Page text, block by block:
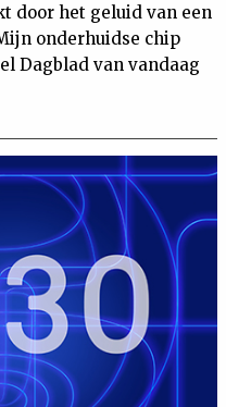
door het geluid van een
onderhuidse chip
Dagblad van vandaag